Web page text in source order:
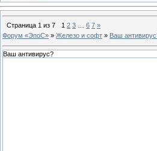
Страница 1 из 7 1 2 3 6 7 »
Форум «ЭпоС» » Железо и софт » Ваш
Ваш антивирус?